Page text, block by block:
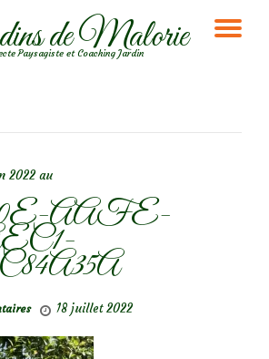
de Malorie
Paysagiste et Coaching Jardin
2022 au
AAFE-
18 juillet 2022